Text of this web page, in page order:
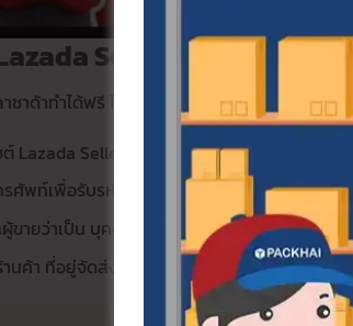
Seller Center เริ่มต้
ซาด้าทำได้ฟรี ไม่มีค่าใช้จ่ายเริ่มต้น เพียงทำตามขั้
ต์ Lazada Seller Center หรือโหลดแอปพลิเคชัน
รศัพท์เพื่อรับรหัส OTP สำหรับยืนยันตัวตน
ผู้ขายว่าเป็น บุคคลธรรมดา หรือ นิติบุคคล บริษัท
นค้า ที่อยู่จัดส่งสินค้า และผูกบัญชีธนาคารให้เรีย